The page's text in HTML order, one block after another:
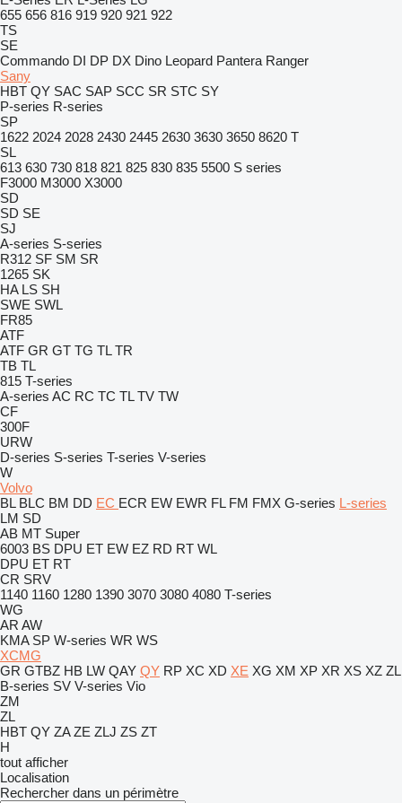
655 656 816 919 920 921 922
TS
SE
Commando DI DP DX Dino Leopard Pantera Ranger
Sany
HBT QY SAC SAP SCC SR STC SY
P-series R-series
SP
1622 2024 2028 2430 2445 2630 3630 3650 8620 T
SL
613 630 730 818 821 825 830 835 5500 S series
F3000 M3000 X3000
SD
SD SE
SJ
A-series S-series
R312 SF SM SR
1265 SK
HA LS SH
SWE SWL
FR85
ATF
ATF GR GT TG TL TR
TB TL
815 T-series
A-series AC RC TC TL TV TW
CF
300F
URW
D-series S-series T-series V-series
W
Volvo
BL BLC BM DD EC ECR EW EWR FL FM FMX G-series L-series
LM SD
AB MT Super
6003 BS DPU ET EW EZ RD RT WL
DPU ET RT
CR SRV
1140 1160 1280 1390 3070 3080 4080 T-series
WG
AR AW
KMA SP W-series WR WS
XCMG
GR GTBZ HB LW QAY QY RP XC XD XE XG XM XP XR XS XZ ZL
B-series SV V-series Vio
ZM
ZL
HBT QY ZA ZE ZLJ ZS ZT
H
tout afficher
Localisation
Rechercher dans un périmètre